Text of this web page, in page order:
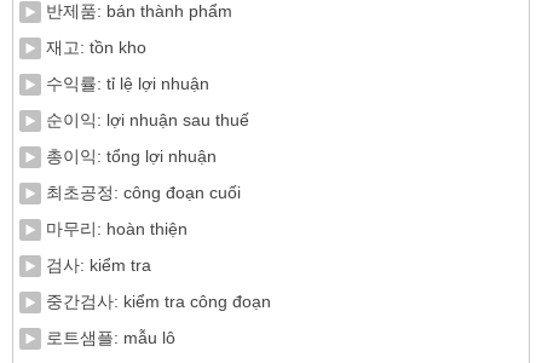
반제품: bán thành phẩm
재고: tồn kho
수익률: tỉ lệ lợi nhuận
순이익: lợi nhuận sau thuế
총이익: tổng lợi nhuận
최초공정: công đoạn cuối
마무리: hoàn thiện
검사: kiểm tra
중간검사: kiểm tra công đoạn
로트샘플: mẫu lô